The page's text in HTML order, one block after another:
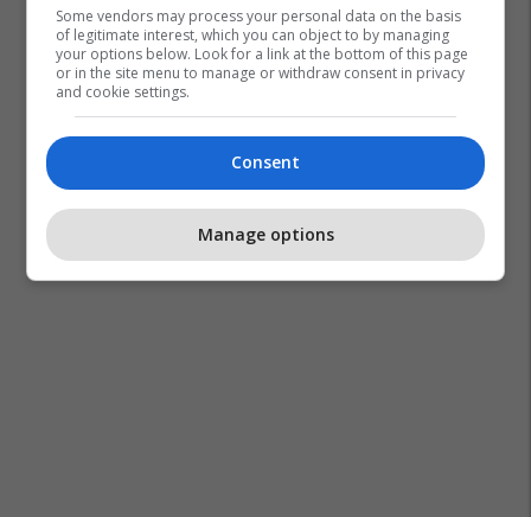
Albin Kurti Qeveria E Kosoves Kostt
Some vendors may process your personal data on the basis
of legitimate interest, which you can object to by managing
your options below. Look for a link at the bottom of this page
or in the site menu to manage or withdraw consent in privacy
and cookie settings.
Consent
Manage options